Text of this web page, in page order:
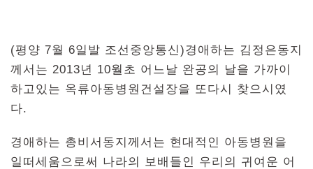
(평양 7월 6일발 조선중앙통신)경애하는 김정은동지
께서는 2013년 10월초 어느날 완공의 날을 가까이
하고있는 옥류아동병원건설장을 또다시 찾으시였
다.
경애하는 총비서동지께서는 현대적인 아동병원을
일떠세움으로써 나라의 보배들인 우리의 귀여운 어